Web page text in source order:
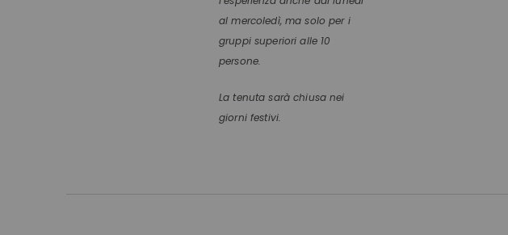
al mercoledì, ma solo per i
gruppi superiori alle 10
persone.
La tenuta sarà chiusa nei
giorni festivi.